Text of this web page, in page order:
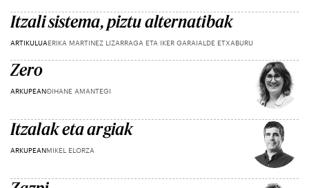
Itzali sistema, piztu alternatibak
ARTIKULUAERIKA MARTINEZ LIZARRAGA ETA IKER GARAIALDE ETXABURU
Zero
ARKUPEANOIHANE AMANTEGI
Itzalak eta argiak
ARKUPEANMIKEL ELORZA